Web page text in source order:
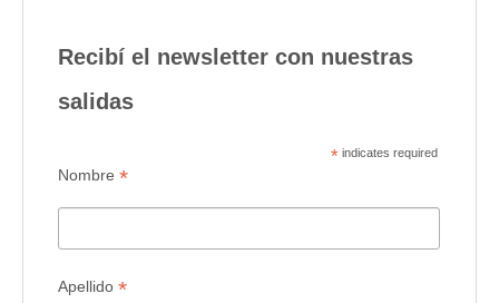
Registrate
Recibí el newsletter con nuestras
salidas
*indicates required
Nombre *
Apellido *